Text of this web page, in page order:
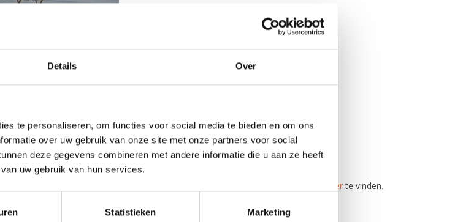
Details Over
te personaliseren, om functies voor social media te bieden en om ons
over uw gebruik van onze site met onze partners voor social
deze gegevens combineren met andere informatie die u aan ze heeft
uw gebruik van hun services.
Statistieken Marketing
maar ziet er nog goed uit! Meer informatie over de Linder Inkas 525 is hierte vinden.